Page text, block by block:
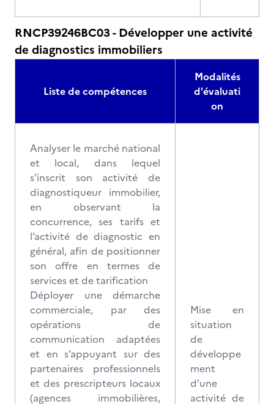
RNCP39246BC03 - Développer une activité
de diagnostics immobiliers
Liste de compétences
Modalités
d'évaluati
on
Analyser le marché national
et local, dans lequel
s’inscrit son activité de
diagnostiqueur immobilier,
en observant la
concurrence, ses tarifs et
l’activité de diagnostic en
général, afin de positionner
son offre en termes de
services et de tarification
Déployer une démarche
commerciale, par des
opérations de
communication adaptées
et en s’appuyant sur des
partenaires professionnels
et des prescripteurs locaux
(agences immobilières,
Mise en
situation
de
développe
ment
d’une
activité de